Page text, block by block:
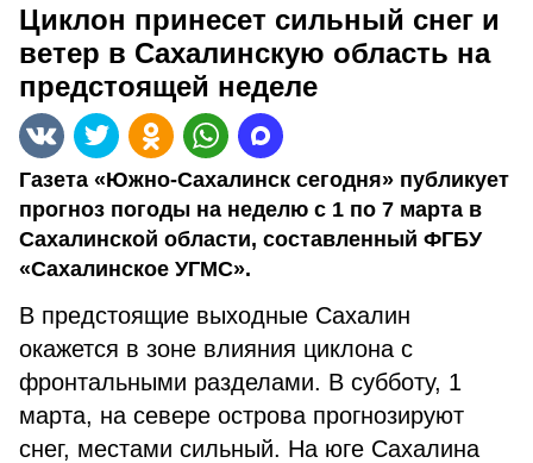
Циклон принесет сильный снег и
ветер в Сахалинскую область на
предстоящей неделе
Газета «Южно-Сахалинск сегодня» публикует
прогноз погоды на неделю с 1 по 7 марта в
Сахалинской области, составленный ФГБУ
«Сахалинское УГМС».
В предстоящие выходные Сахалин
окажется в зоне влияния циклона с
фронтальными разделами. В субботу, 1
марта, на севере острова прогнозируют
снег, местами сильный. На юге Сахалина